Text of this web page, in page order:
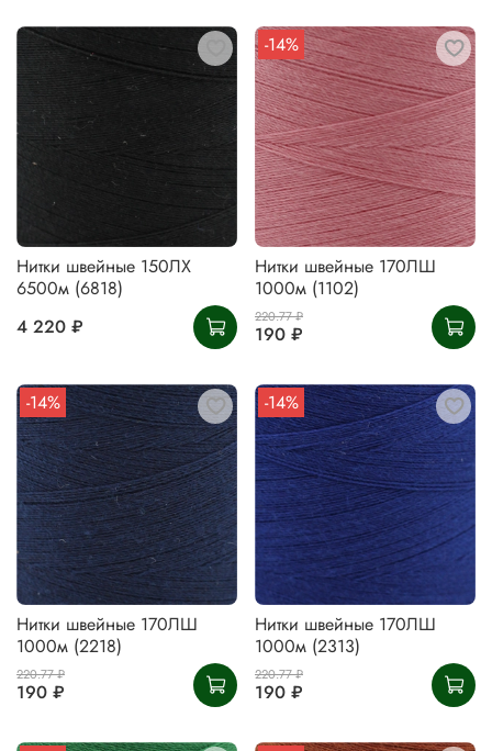
Нитки швейные 150ЛХ
6500м (6818)
4 220 ₽
-14%
Нитки швейные 170ЛШ
1000м (1102)
220.77 ₽
190 ₽
-14%
Нитки швейные 170ЛШ
1000м (2218)
220.77 ₽
190 ₽
-14%
Нитки швейные 170ЛШ
1000м (2313)
220.77 ₽
190 ₽